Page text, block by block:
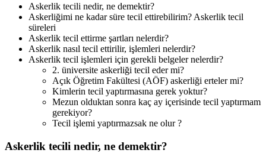
Askerlik tecili nedir, ne demektir?
Askerliğimi ne kadar süre tecil ettirebilirim? Askerlik tecil
süreleri
Askerlik tecil ettirme şartları nelerdir?
Askerlik nasıl tecil ettirilir, işlemleri nelerdir?
Askerlik tecil işlemleri için gerekli belgeler nelerdir?
2. üniversite askerliği tecil eder mi?
Açık Öğretim Fakültesi (AÖF) askerliği erteler mi?
Kimlerin tecil yaptırmasına gerek yoktur?
Mezun olduktan sonra kaç ay içerisinde tecil yaptırmam
gerekiyor?
Tecil işlemi yaptırmazsak ne olur ?
Askerlik tecili nedir, ne demektir?